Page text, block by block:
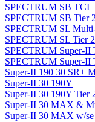
SPECTRUM SB TCI
SPECTRUM SB Tier
SPECTRUM SL
SPECTRUM SL Tier
SPECTRUM Super-II
SPECTRUM Super-
Super-II 190 30 SR+
Super-II 30 190Y
Super-II 30 190Y Tier
Super-II 30 MAX &
Super-II 30 MAX w/